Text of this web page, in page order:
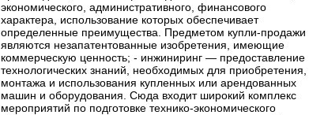
экономического, административного, финансового
характера, использование которых обеспечивает
определенные преимущества. Предметом купли-продажи
являются незапатентованные изобретения, имеющие
коммерческую ценность; - инжиниринг — предоставление
технологических знаний, необходимых для приобретения,
монтажа и использования купленных или арендованных
машин и оборудования. Сюда входит широкий комплекс
мероприятий по подготовке технико-экономического